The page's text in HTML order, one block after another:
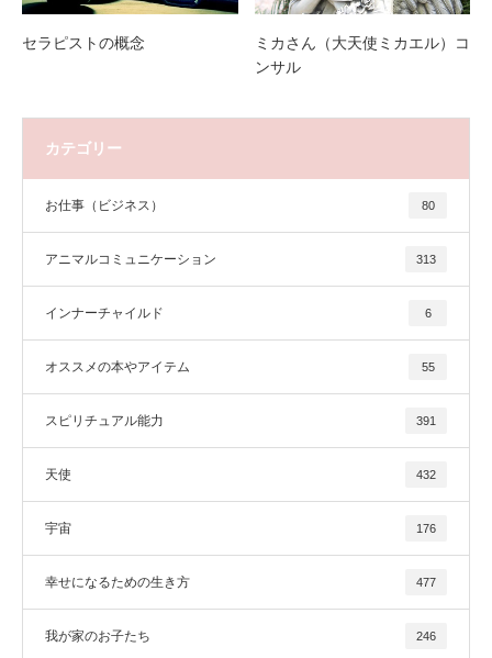
セラピストの概念
ミカさん（大天使ミカエル）コ
ンサル
カテゴリー
お仕事（ビジネス） 80
アニマルコミュニケーション 313
インナーチャイルド 6
オススメの本やアイテム 55
スピリチュアル能力 391
天使 432
宇宙 176
幸せになるための生き方 477
我が家のお子たち 246